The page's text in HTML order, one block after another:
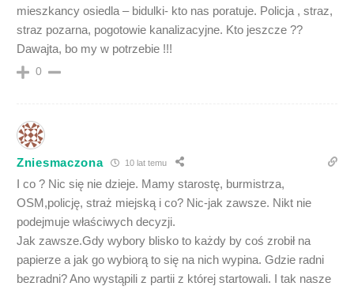
mieszkancy osiedla – bidulki- kto nas poratuje. Policja , straz,
straz pozarna, pogotowie kanalizacyjne. Kto jeszcze ??
Dawajta, bo my w potrzebie !!!
0
Zniesmaczona 10 lat temu
I co ? Nic się nie dzieje. Mamy starostę, burmistrza,
OSM,policję, straż miejską i co? Nic-jak zawsze. Nikt nie
podejmuje właściwych decyzji.
Jak zawsze.Gdy wybory blisko to każdy by coś zrobił na
papierze a jak go wybiorą to się na nich wypina. Gdzie radni
bezradni? Ano wystąpili z partii z której startowali. I tak nasze